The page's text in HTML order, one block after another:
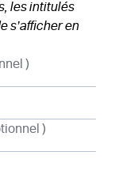
les intitulés
s’afficher en
)
)